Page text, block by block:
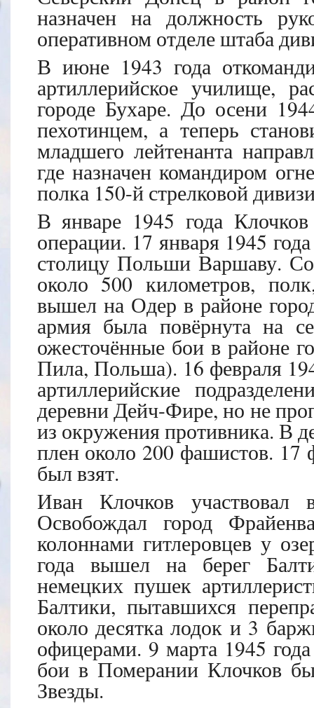
назначен на должность
оперативном отделе штаба
В июне 1943 года
артиллерийское училище,
городе Бухаре. До осени
пехотинцем, а теперь
младшего лейтенанта
где назначен командиром
полка 150-й стрелковой
В январе 1945 года
операции. 17 января 1945
столицу Польши Варшаву.
около 500 километров,
вышел на Одер в районе
армия была повёрнута на
ожесточённые бои в районе
Пила, Польша). 16 февраля
артиллерийские
деревни Дейч-Фире, но не
из окружения противника. В
плен около 200 фашистов.
был взят.
Иван Клочков участвовал
Освобождал город
колоннами гитлеровцев у
года вышел на берег
немецких пушек
Балтики, пытавшихся
около десятка лодок и 3
офицерами. 9 марта 1945
бои в Померании Клочков
Звезды.